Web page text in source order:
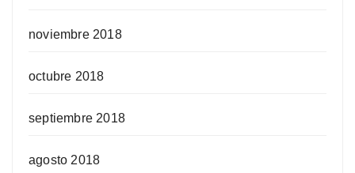
noviembre 2018
octubre 2018
septiembre 2018
agosto 2018